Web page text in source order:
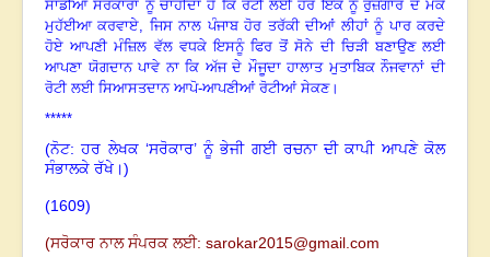
ਸਾਡੀਆਂ ਸਰਕਾਰਾ ਨੂੰ ਚਾਹੀਦਾ ਹੈ ਕਿ ਰੋਟੀ ਲਈ ਹਰ ਇੱਕ ਨੂੰ ਰੁਜ਼ਗਾਰ ਦੇ ਮੌਕੇ
ਮੁਹੱਈਆ ਕਰਵਾਏ, ਜਿਸ ਨਾਲ ਪੰਜਾਬ ਹੋਰ ਤਰੱਕੀ ਦੀਆਂ ਲੀਹਾਂ ਨੂੰ ਪਾਰ ਕਰਦੇ
ਹੋਏ ਆਪਣੀ ਮੰਜ਼ਿਲ ਵੱਲ ਵਧਕੇ ਇਸਨੂੰ ਫਿਰ ਤੋਂ ਸੋਨੇ ਦੀ ਚਿੜੀ ਬਣਾਉਣ ਲਈ
ਆਪਣਾ ਯੋਗਦਾਨ ਪਾਵੇ ਨਾ ਕਿ ਅੱਜ ਦੇ ਮੌਜੂਦਾ ਹਾਲਾਤ ਮੁਤਾਬਿਕ ਨੌਜਵਾਨਾਂ ਦੀ
ਰੋਟੀ ਲਈ ਸਿਆਸਤਦਾਨ ਆਪੋ-ਆਪਣੀਆਂ ਰੋਟੀਆਂ ਸੇਕਣ।
*****
(ਨੋਟ: ਹਰ ਲੇਖਕ ‘ਸਰੋਕਾਰ’ ਨੂੰ ਭੇਜੀ ਗਈ ਰਚਨਾ ਦੀ ਕਾਪੀ ਆਪਣੇ ਕੋਲ
ਸੰਭਾਲਕੇ ਰੱਖੇ।)
(1609)
(ਸਰੋਕਾਰ ਨਾਲ ਸੰਪਰਕ ਲਈ: sarokar2015@gmail.com